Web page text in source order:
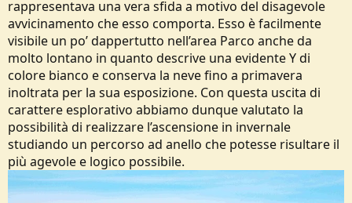
rappresentava una vera sfida a motivo del disagevole
avvicinamento che esso comporta. Esso è facilmente
visibile un po’ dappertutto nell’area Parco anche da
molto lontano in quanto descrive una evidente Y di
colore bianco e conserva la neve fino a primavera
inoltrata per la sua esposizione. Con questa uscita di
carattere esplorativo abbiamo dunque valutato la
possibilità di realizzare l’ascensione in invernale
studiando un percorso ad anello che potesse risultare il
più agevole e logico possibile.